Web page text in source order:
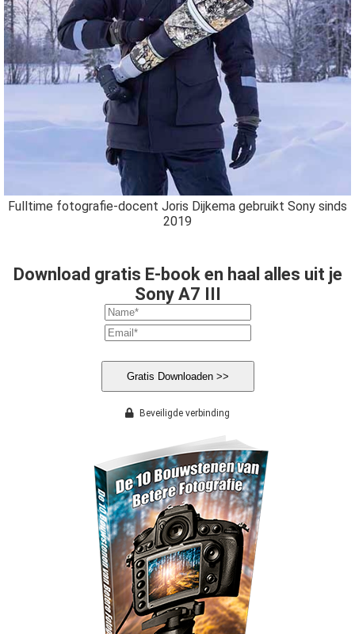
Fulltime fotografie-docent Joris Dijkema gebruikt Sony sinds
2019
Download gratis E-book en haal alles uit je
Sony A7 III
Gratis Downloaden >>
Beveiligde verbinding